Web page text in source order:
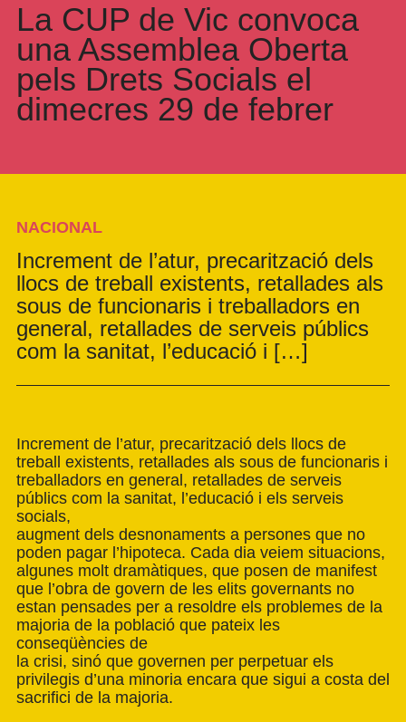
La CUP de Vic convoca
una Assemblea Oberta
pels Drets Socials el
dimecres 29 de febrer
NACIONAL
Increment de l’atur, precarització dels
llocs de treball existents, retallades als
sous de funcionaris i treballadors en
general, retallades de serveis públics
com la sanitat, l’educació i […]
Increment de l’atur, precarització dels llocs de
treball existents, retallades als sous de funcionaris i
treballadors en general, retallades de serveis
públics com la sanitat, l’educació i els serveis
socials,
augment dels desnonaments a persones que no
poden pagar l’hipoteca. Cada dia veiem situacions,
algunes molt dramàtiques, que posen de manifest
que l’obra de govern de les elits governants no
estan pensades per a resoldre els problemes de la
majoria de la població que pateix les
conseqüències de
la crisi, sinó que governen per perpetuar els
privilegis d’una minoria encara que sigui a costa del
sacrifici de la majoria.